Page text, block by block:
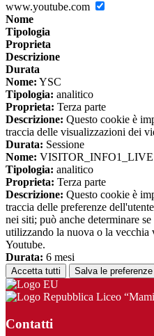
www.youtube.com
Nome
Tipologia
Proprieta
Descrizione
Durata
Nome: YSC
Tipologia: analitico
Proprieta: Terza parte
Descrizione: Questo cookie è
traccia delle visualizzazioni dei
Durata: Sessione
Nome: VISITOR_INFO1_LIVE
Tipologia: analitico
Proprieta: Terza parte
Descrizione: Questo cookie è
traccia delle preferenze
nei siti; può anche determinare
utilizzando la nuova o la vecchia
Youtube.
Durata: 6 mesi
Accetta tutti Salva le preferenze
Liceo
Contatti